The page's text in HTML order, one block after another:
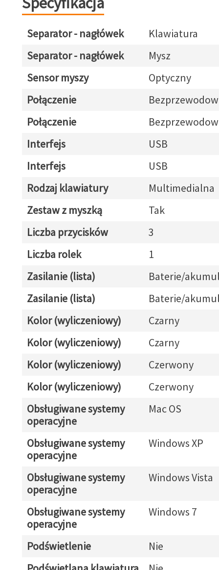
Separator - nagłówek
Klawiatura
Separator - nagłówek
Mysz
Sensor myszy
Optyczny
Połączenie
Połączenie
Interfejs
USB
Interfejs
USB
Rodzaj klawiatury
Multimedialna
Zestaw z myszką
Tak
Liczba przycisków
3
Liczba rolek
1
Zasilanie (lista)
Baterie/
Zasilanie (lista)
Baterie/
Kolor (wyliczeniowy)
Czarny
Kolor (wyliczeniowy)
Czarny
Kolor (wyliczeniowy)
Czerwony
Kolor (wyliczeniowy)
Czerwony
Obsługiwane systemy
operacyjne
Mac OS
Obsługiwane systemy
operacyjne
Windows XP
Obsługiwane systemy
operacyjne
Windows Vista
Obsługiwane systemy
operacyjne
Windows 7
Podświetlenie
Nie